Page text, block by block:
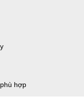
hợp